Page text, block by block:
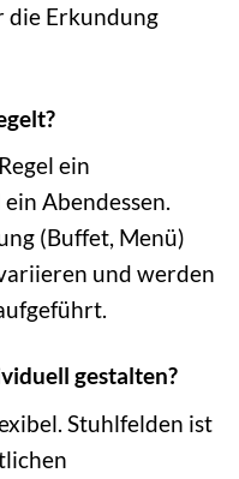
die Erkundung
ein
Abendessen.
(Buffet, Menü)
und werden
gestalten?
Stuhlfelden ist